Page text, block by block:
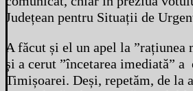
Județean pentru Situații de
A făcut și el un apel la ”rațiunea
și a cerut ”încetarea imediată”
Timișoarei. Deși, repetăm, de la